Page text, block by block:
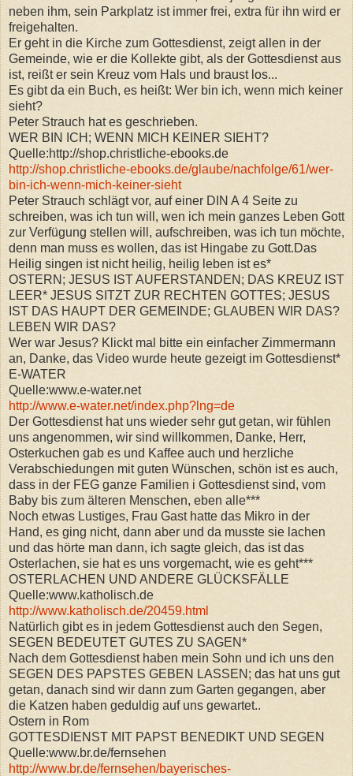
neben ihm, sein Parkplatz ist immer frei, extra für ihn wird er
freigehalten.
Er geht in die Kirche zum Gottesdienst, zeigt allen in der
Gemeinde, wie er die Kollekte gibt, als der Gottesdienst aus
ist, reißt er sein Kreuz vom Hals und braust los...
Es gibt da ein Buch, es heißt: Wer bin ich, wenn mich keiner
sieht?
Peter Strauch hat es geschrieben.
WER BIN ICH; WENN MICH KEINER SIEHT?
Quelle:http://shop.christliche-ebooks.de
http://shop.christliche-ebooks.de/glaube/nachfolge/61/wer-
bin-ich-wenn-mich-keiner-sieht
Peter Strauch schlägt vor, auf einer DIN A 4 Seite zu
schreiben, was ich tun will, wen ich mein ganzes Leben Gott
zur Verfügung stellen will, aufschreiben, was ich tun möchte,
denn man muss es wollen, das ist Hingabe zu Gott.Das
Heilig singen ist nicht heilig, heilig leben ist es*
OSTERN; JESUS IST AUFERSTANDEN; DAS KREUZ IST
LEER* JESUS SITZT ZUR RECHTEN GOTTES; JESUS
IST DAS HAUPT DER GEMEINDE; GLAUBEN WIR DAS?
LEBEN WIR DAS?
Wer war Jesus? Klickt mal bitte ein einfacher Zimmermann
an, Danke, das Video wurde heute gezeigt im Gottesdienst*
E-WATER
Quelle:www.e-water.net
http://www.e-water.net/index.php?lng=de
Der Gottesdienst hat uns wieder sehr gut getan, wir fühlen
uns angenommen, wir sind willkommen, Danke, Herr,
Osterkuchen gab es und Kaffee auch und herzliche
Verabschiedungen mit guten Wünschen, schön ist es auch,
dass in der FEG ganze Familien i Gottesdienst sind, vom
Baby bis zum älteren Menschen, eben alle***
Noch etwas Lustiges, Frau Gast hatte das Mikro in der
Hand, es ging nicht, dann aber und da musste sie lachen
und das hörte man dann, ich sagte gleich, das ist das
Osterlachen, sie hat es uns vorgemacht, wie es geht***
OSTERLACHEN UND ANDERE GLÜCKSFÄLLE
Quelle:www.katholisch.de
http://www.katholisch.de/20459.html
Natürlich gibt es in jedem Gottesdienst auch den Segen,
SEGEN BEDEUTET GUTES ZU SAGEN*
Nach dem Gottesdienst haben mein Sohn und ich uns den
SEGEN DES PAPSTES GEBEN LASSEN; das hat uns gut
getan, danach sind wir dann zum Garten gegangen, aber
die Katzen haben geduldig auf uns gewartet..
Ostern in Rom
GOTTESDIENST MIT PAPST BENEDIKT UND SEGEN
Quelle:www.br.de/fernsehen
http://www.br.de/fernsehen/bayerisches-